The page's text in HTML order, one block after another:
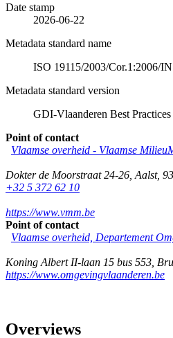
Date stamp
2026-06-22
Metadata standard name
ISO 19115/2003/Cor.1:2006/
Metadata standard version
GDI-Vlaanderen Best
Point of contact
Vlaamse overheid - Vlaamse
Dokter de Moorstraat 24-26 Aalst,
+32 5 372 62 10
https://www.vmm.be
Point of contact
Vlaamse overheid, Departement
Koning Albert II-laan 15 bus 553
https://www.omgevingvlaanderen.be
Overviews